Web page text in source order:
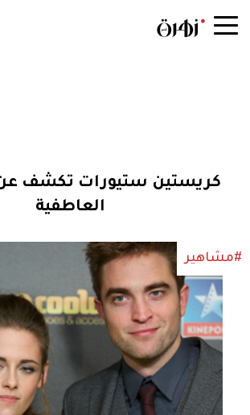
كريستين ستيورات تكشف
العاطفية
#مشاهير